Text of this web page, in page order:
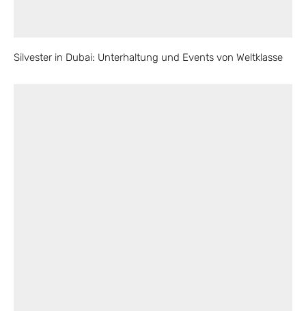
Silvester in Dubai: Unterhaltung und Events von Weltklasse